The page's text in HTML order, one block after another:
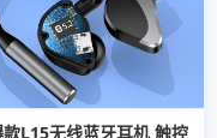
L15无线蓝牙耳机 触控